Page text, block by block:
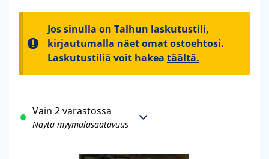
Jos sinulla on Talhun laskutustili,
kirjautumalla näet omat ostoehtosi.
Laskutustiliä voit hakea täältä.
Vain 2 varastossa
Näytä myymäläsaatavuus